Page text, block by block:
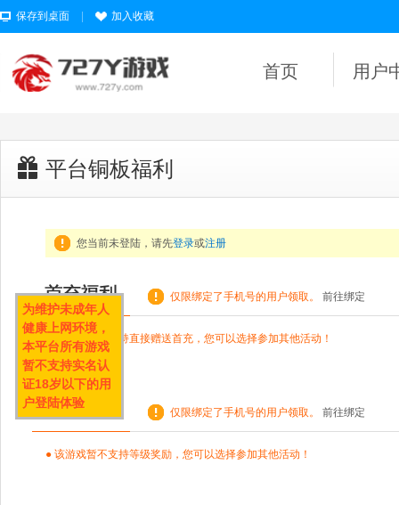
保存到桌面 加入收藏
首页 用户
平台铜板福利
您当前未登陆，请先登录或注册
仅限绑定了手机号的用户领取。 前往绑定
● 该游戏暂不支持直接赠送首充，您可以选择参加其他活动！
仅限绑定了手机号的用户领取。 前往绑定
● 该游戏暂不支持等级奖励，您可以选择参加其他活动！
为维护未成年人
健康上网环境，
本平台所有游戏
暂不支持实名认
证18岁以下的用
户登陆体验